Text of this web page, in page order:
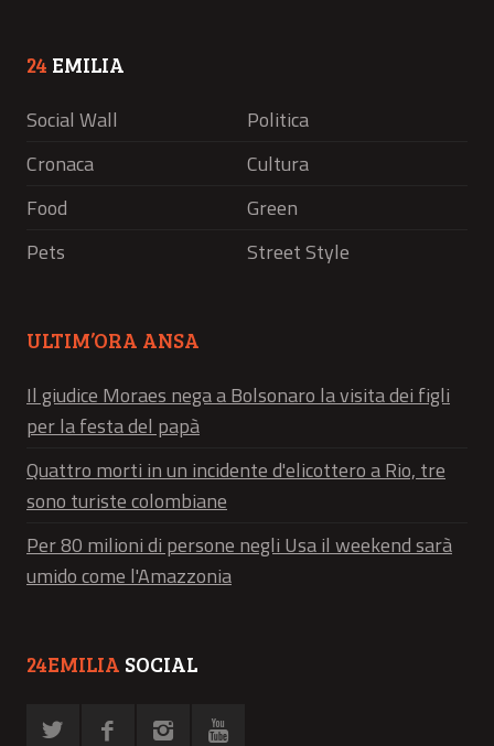
24 EMILIA
Social Wall
Politica
Cronaca
Cultura
Food
Green
Pets
Street Style
ULTIM’ORA ANSA
Il giudice Moraes nega a Bolsonaro la visita dei figli
per la festa del papà
Quattro morti in un incidente d'elicottero a Rio, tre
sono turiste colombiane
Per 80 milioni di persone negli Usa il weekend sarà
umido come l'Amazzonia
24EMILIA SOCIAL